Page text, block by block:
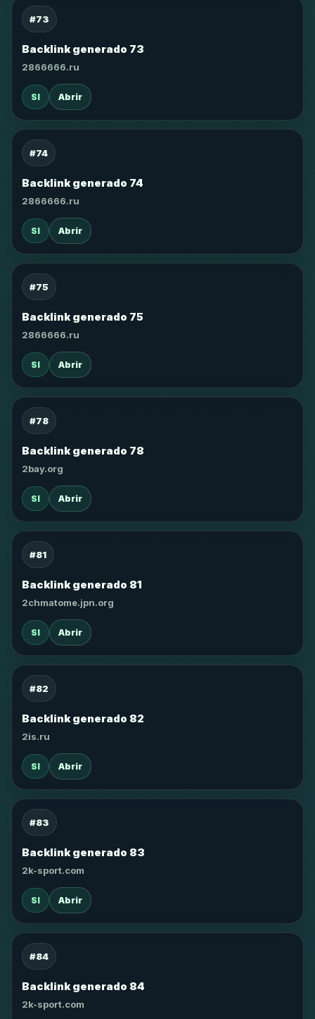
#73
Backlink generado 73
2866666.ru
SI Abrir
#74
Backlink generado 74
2866666.ru
SI Abrir
#75
Backlink generado 75
2866666.ru
SI Abrir
#78
Backlink generado 78
2bay.org
SI Abrir
#81
Backlink generado 81
2chmatome.jpn.org
SI Abrir
#82
Backlink generado 82
2is.ru
SI Abrir
#83
Backlink generado 83
2k-sport.com
SI Abrir
#84
Backlink generado 84
2k-sport.com